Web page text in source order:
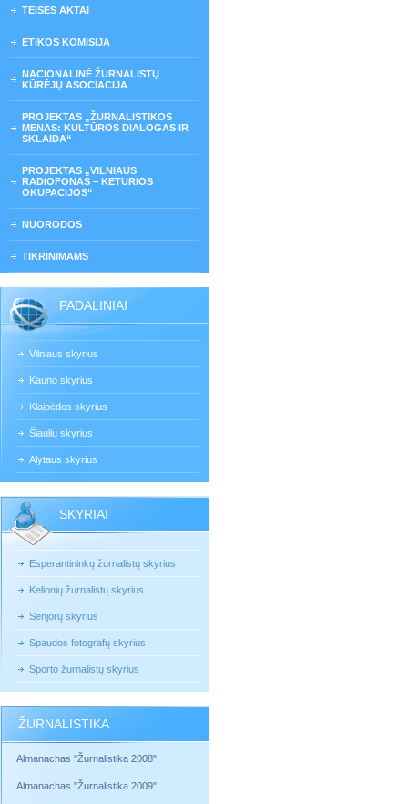
TEISĖS AKTAI
ETIKOS KOMISIJA
NACIONALINĖ ŽURNALISTŲ
KŪRĖJŲ ASOCIACIJA
PROJEKTAS „ŽURNALISTIKOS
MENAS: KULTŪROS DIALOGAS IR
SKLAIDA“
PROJEKTAS „VILNIAUS
RADIOFONAS – KETURIOS
OKUPACIJOS“
NUORODOS
TIKRINIMAMS
PADALINIAI
Vilniaus skyrius
Kauno skyrius
Klaipėdos skyrius
Šiaulių skyrius
Alytaus skyrius
SKYRIAI
Esperantininkų žurnalistų skyrius
Kelionių žurnalistų skyrius
Senjorų skyrius
Spaudos fotografų skyrius
Sporto žurnalistų skyrius
ŽURNALISTIKA
Almanachas "Žurnalistika 2008"
Almanachas "Žurnalistika 2009"